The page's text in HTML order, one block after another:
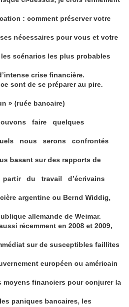
: comment préserver votre
nécessaires pour vous et votre
scénarios les plus probables
crise financière.
sont de se préparer au pire.
» (ruée bancaire)
faire quelques
nous serons confrontés
basant sur des rapports de
du travail d’écrivains
argentine ou Bernd Widdig,
allemande de Weimar.
récemment en 2008 et 2009,
sur de susceptibles faillites
européen ou américain
moyens financiers pour conjurer la
paniques bancaires, les